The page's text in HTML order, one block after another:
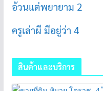
อ้วนแต่พยายาม 2
ครูเล่าผี มีอยู่ว่า 4
สินค้าและบริการ